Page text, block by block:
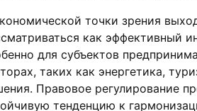
точки зрения
как эффективный
для субъектов
таких как энергетика,
Правовое регулирование
тенденцию к